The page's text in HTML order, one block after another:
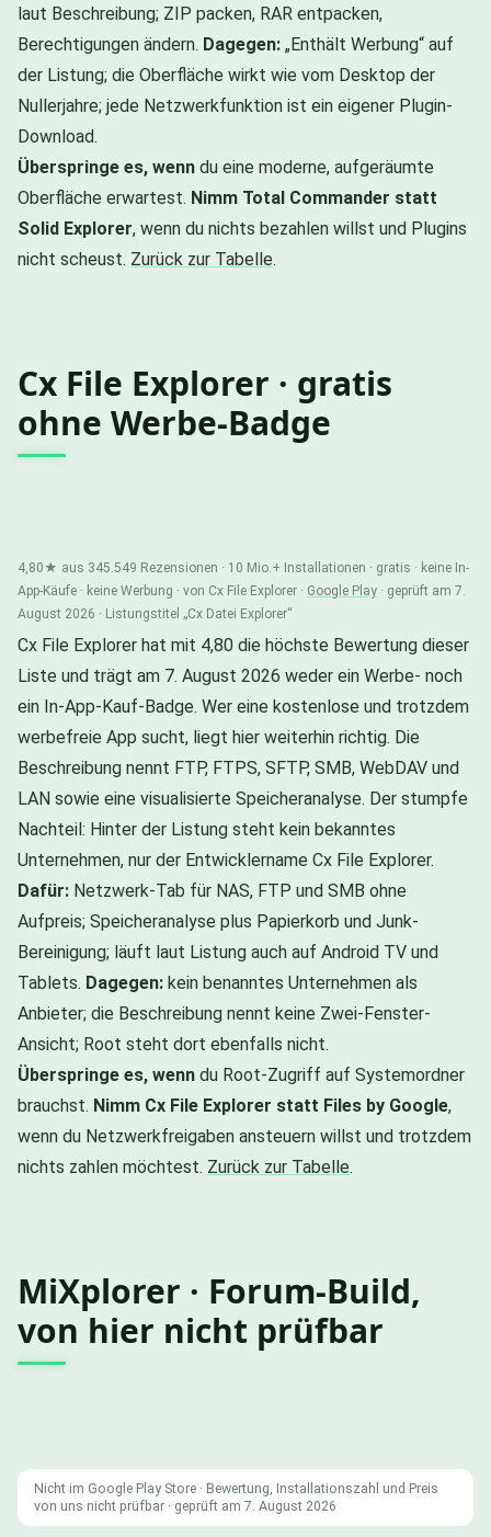
laut Beschreibung; ZIP packen, RAR entpacken,
Berechtigungen ändern. Dagegen: „Enthält Werbung“ auf
der Listung; die Oberfläche wirkt wie vom Desktop der
Nullerjahre; jede Netzwerkfunktion ist ein eigener Plugin-
Download.
Überspringe es, wenn du eine moderne, aufgeräumte
Oberfläche erwartest. Nimm Total Commander statt
Solid Explorer, wenn du nichts bezahlen willst und Plugins
nicht scheust. Zurück zur Tabelle.
Cx File Explorer · gratis
ohne Werbe-Badge
4,80★ aus 345.549 Rezensionen · 10 Mio.+ Installationen · gratis · keine In-
App-Käufe · keine Werbung · von Cx File Explorer · Google Play · geprüft am 7.
August 2026 · Listungstitel „Cx Datei Explorer“
Cx File Explorer hat mit 4,80 die höchste Bewertung dieser
Liste und trägt am 7. August 2026 weder ein Werbe- noch
ein In-App-Kauf-Badge. Wer eine kostenlose und trotzdem
werbefreie App sucht, liegt hier weiterhin richtig. Die
Beschreibung nennt FTP, FTPS, SFTP, SMB, WebDAV und
LAN sowie eine visualisierte Speicheranalyse. Der stumpfe
Nachteil: Hinter der Listung steht kein bekanntes
Unternehmen, nur der Entwicklername Cx File Explorer.
Dafür: Netzwerk-Tab für NAS, FTP und SMB ohne
Aufpreis; Speicheranalyse plus Papierkorb und Junk-
Bereinigung; läuft laut Listung auch auf Android TV und
Tablets. Dagegen: kein benanntes Unternehmen als
Anbieter; die Beschreibung nennt keine Zwei-Fenster-
Ansicht; Root steht dort ebenfalls nicht.
Überspringe es, wenn du Root-Zugriff auf Systemordner
brauchst. Nimm Cx File Explorer statt Files by Google,
wenn du Netzwerkfreigaben ansteuern willst und trotzdem
nichts zahlen möchtest. Zurück zur Tabelle.
MiXplorer · Forum-Build,
von hier nicht prüfbar
Nicht im Google Play Store · Bewertung, Installationszahl und Preis
von uns nicht prüfbar · geprüft am 7. August 2026